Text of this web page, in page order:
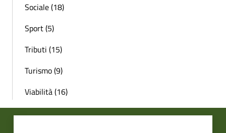
Sociale (18)
Sport (5)
Tributi (15)
Turismo (9)
Viabilità (16)